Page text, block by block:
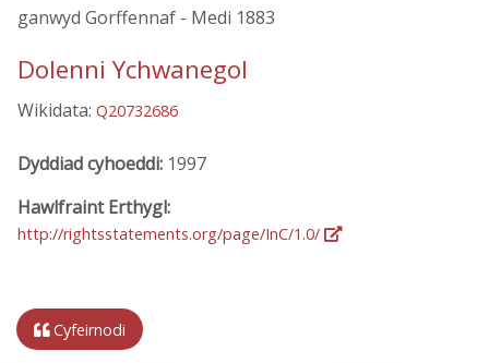
ganwyd Gorffennaf - Medi 1883
Dolenni Ychwanegol
Wikidata: Q20732686
Dyddiad cyhoeddi: 1997
Hawlfraint Erthygl:
http://rightsstatements.org/page/InC/1.0/
Cyfeirnodi